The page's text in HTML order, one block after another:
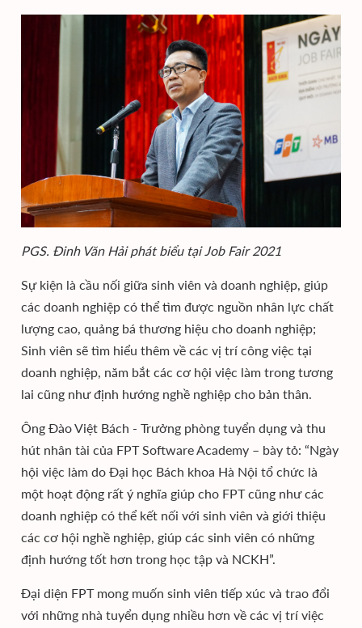
PGS. Đinh Văn Hải phát biểu tại Job Fair 2021
Sự kiện là cầu nối giữa sinh viên và doanh nghiệp, giúp
các doanh nghiệp có thể tìm được nguồn nhân lực chất
lượng cao, quảng bá thương hiệu cho doanh nghiệp;
Sinh viên sẽ tìm hiểu thêm về các vị trí công việc tại
doanh nghiệp, năm bắt các cơ hội việc làm trong tương
lai cũng như định hướng nghề nghiệp cho bản thân.
Ông Đào Việt Bách - Trưởng phòng tuyển dụng và thu
hút nhân tài của FPT Software Academy – bày tỏ: “Ngày
hội việc làm do Đại học Bách khoa Hà Nội tổ chức là
một hoạt động rất ý nghĩa giúp cho FPT cũng như các
doanh nghiệp có thể kết nối với sinh viên và giới thiệu
các cơ hội nghề nghiệp, giúp các sinh viên có những
định hướng tốt hơn trong học tập và NCKH”.
Đại diện FPT mong muốn sinh viên tiếp xúc và trao đổi
với những nhà tuyển dụng nhiều hơn về các vị trí việc